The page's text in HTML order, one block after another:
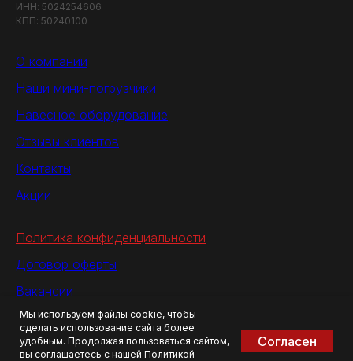
ИНН: 5024254606
КПП: 50240100
О компании
Наши мини-погрузчики
Навесное оборудование
Отзывы клиентов
Контакты
Акции
Политика конфиденциальности
Договор оферты
Вакансии
Оплата и доставка
Мы используем файлы cookie, чтобы
сделать использование сайта более
удобным. Продолжая пользоваться сайтом,
вы соглашаетесь с нашей Политикой
Согласен